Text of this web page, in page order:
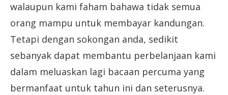
walaupun kami faham bahawa tidak semua
orang mampu untuk membayar kandungan.
Tetapi dengan sokongan anda, sedikit
sebanyak dapat membantu perbelanjaan kami
dalam meluaskan lagi bacaan percuma yang
bermanfaat untuk tahun ini dan seterusnya.